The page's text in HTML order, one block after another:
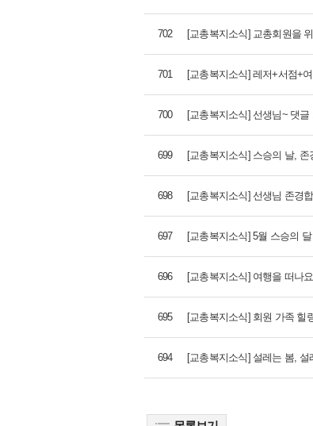
702 [교총복지소식] 교총회원을
701 [교총복지소식] 레저+서점+
700 [교총복지소식] 선생님~ 댓글
699 [교총복지소식] 스승의 날,
698 [교총복지소식] 선생님 존경
697 [교총복지소식] 5월 스승의
696 [교총복지소식] 여행을 떠나
695 [교총복지소식] 회원 가족 힐
694 [교총복지소식] 설레는 봄, 설